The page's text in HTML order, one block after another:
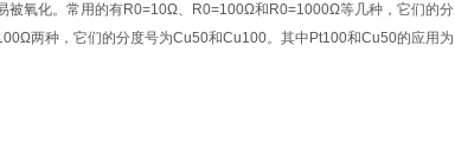
被氧化。常用的有R0=10Ω、R0=100Ω和R0=1000Ω等几种，它们的分
两种，它们的分度号为Cu50和Cu100。其中Pt100和Cu50的应用为